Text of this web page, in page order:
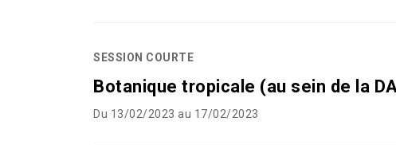
SESSION COURTE
Botanique tropicale (au sein de la
Du 13/02/2023 au 17/02/2023